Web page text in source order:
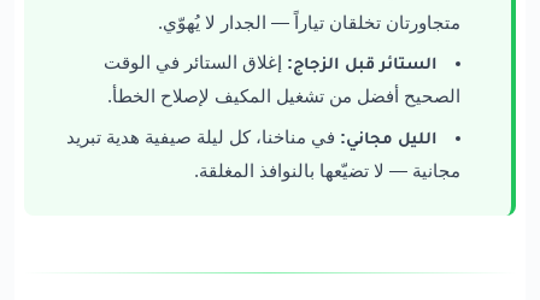
متجاورتان تخلقان تياراً — الجدار لا يُهوّي.
الستائر قبل الزجاج: إغلاق الستائر في الوقت
الصحيح أفضل من تشغيل المكيف لإصلاح الخطأ.
الليل مجاني: في مناخنا، كل ليلة صيفية هدية تبريد
مجانية — لا تضيّعها بالنوافذ المغلقة.